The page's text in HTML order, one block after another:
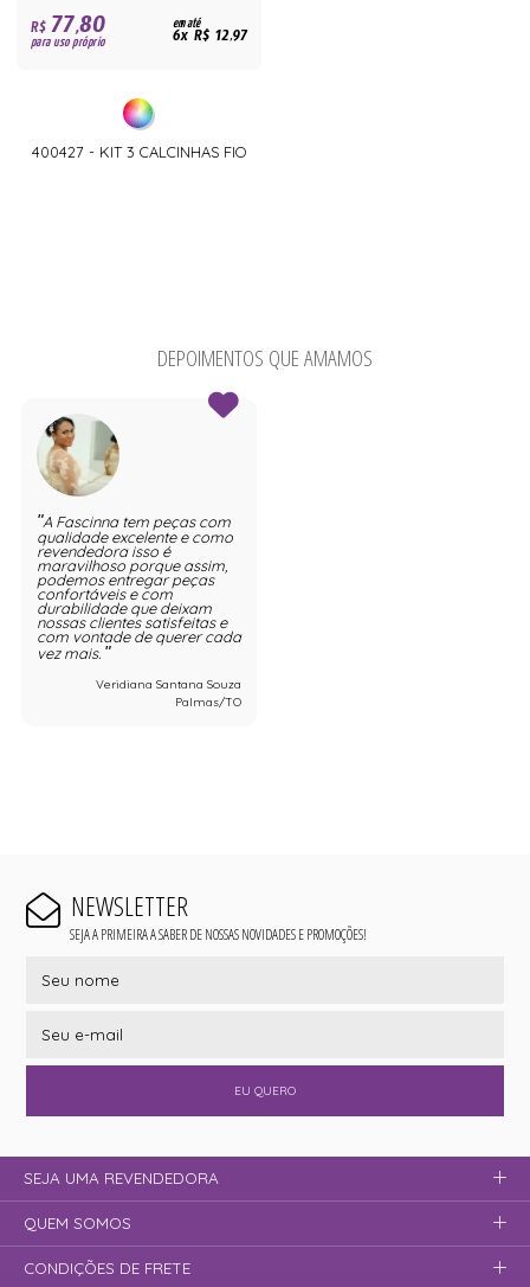
R$77,80
para uso próprio
em até
6x R$ 12,97
400427 - KIT 3 CALCINHAS FIO
DEPOIMENTOS QUE AMAMOS
A Fascinna tem peças com
qualidade excelente e como
revendedora isso é
maravilhoso porque assim,
podemos entregar peças
confortáveis e com
durabilidade que deixam
nossas clientes satisfeitas e
com vontade de querer cada
vez mais.
Veridiana Santana Souza
Palmas/TO
NEWSLETTER
SEJA A PRIMEIRA A SABER DE NOSSAS NOVIDADES E PROMOÇÕES!
EU QUERO
SEJA UMA REVENDEDORA
QUEM SOMOS
CONDIÇÕES DE FRETE